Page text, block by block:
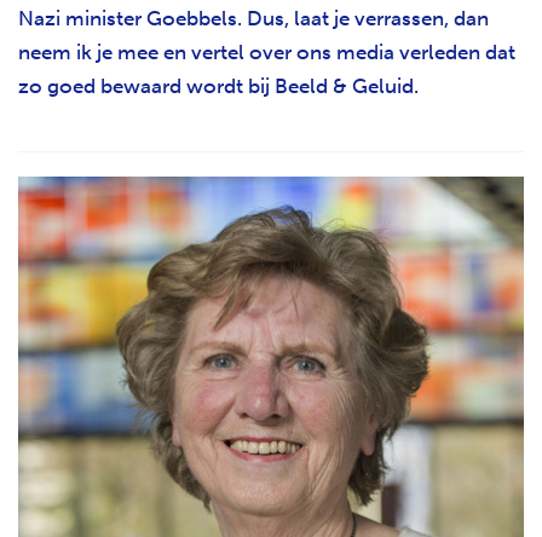
Nazi minister Goebbels. Dus, laat je verrassen, dan
neem ik je mee en vertel over ons media verleden dat
zo goed bewaard wordt bij Beeld & Geluid.